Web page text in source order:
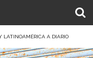
LATINOAMÉRICA A DIARIO